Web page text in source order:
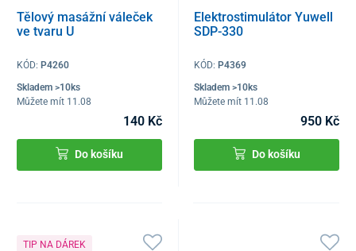
Tělový masážní váleček
ve tvaru U
KÓD: P4260
Skladem >10ks
Můžete mít 11.08
140 Kč
Do košíku
Elektrostimulátor Yuwell
SDP-330
KÓD:P4369
Skladem >10ks
Můžete mít 11.08
950 Kč
Do košíku
TIP NA DÁREK